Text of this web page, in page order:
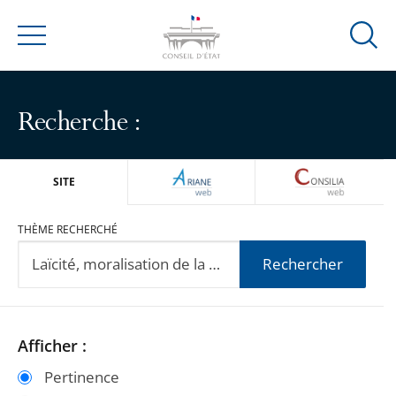
Menu
Ouvrir
Recherche :
SITE ARIANEWEB
THÈME RECHERCHÉ
Rechercher
Passer
les
Passer
les
Afficher :
Pertinence